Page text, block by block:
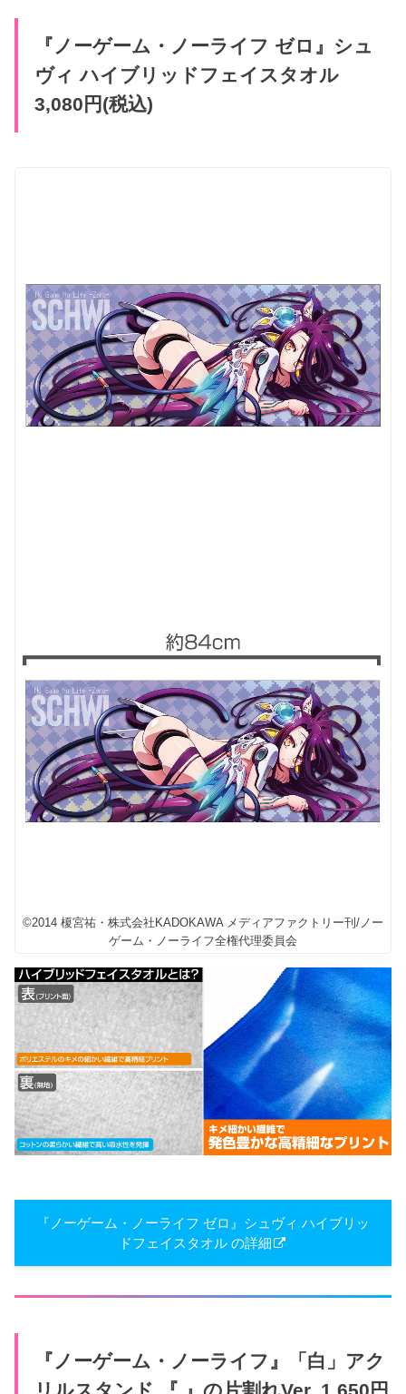
『ノーゲーム・ノーライフ ゼロ』シュ
ヴィ ハイブリッドフェイスタオル
3,080円(税込)
©2014 榎宮祐・株式会社KADOKAWA メディアファクトリー刊/ノー
ゲーム・ノーライフ全権代理委員会
『ノーゲーム・ノーライフ ゼロ』シュヴィ ハイブリッ
ドフェイスタオル の詳細
『ノーゲーム・ノーライフ』「白」アク